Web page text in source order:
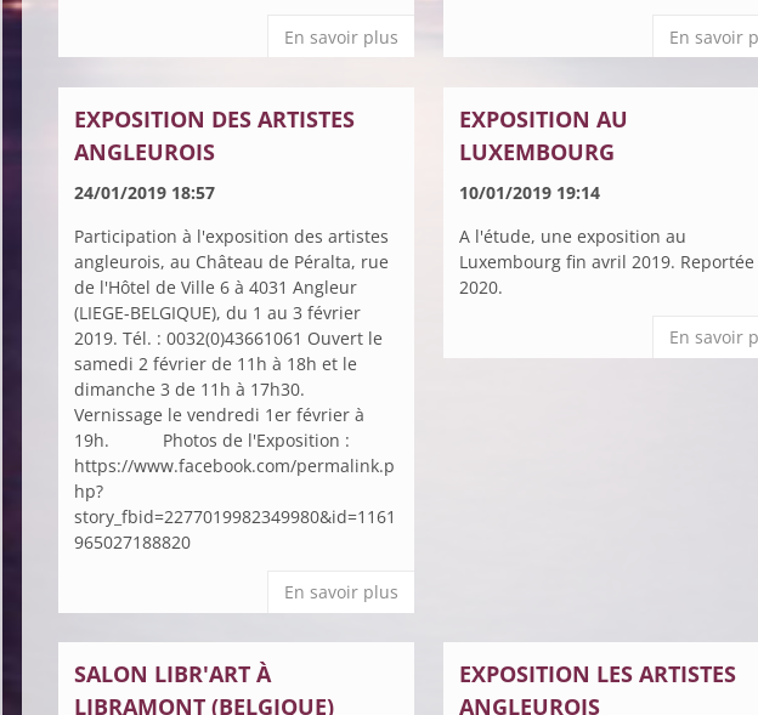
En savoir plus En savoir
EXPOSITION DES ARTISTES
ANGLEUROIS
24/01/2019 18:57
Participation à l'exposition des artistes
angleurois, au Château de Péralta, rue
de l'Hôtel de Ville 6 à 4031 Angleur
(LIEGE-BELGIQUE), du 1 au 3 février
2019. Tél. : 0032(0)43661061 Ouvert le
samedi 2 février de 11h à 18h et le
dimanche 3 de 11h à 17h30.
Vernissage le vendredi 1er février à
19h. Photos de l'Exposition :
https://www.facebook.com/permalink.p
hp?
story_fbid=2277019982349980&id=1161
965027188820
En savoir plus
EXPOSITION AU
LUXEMBOURG
10/01/2019 19:14
A l'étude, une exposition au
Luxembourg fin avril 2019.
2020.
En savoir
SALON LIBR'ART À
LIBRAMONT (BELGIQUE)
EXPOSITION LES ARTISTES
ANGLEUROIS